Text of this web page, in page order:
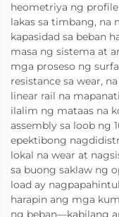
heometriya ng
lakas sa timbang, na
kapasidad sa beban
masa ng sistema at
mga proseso ng
resistance sa wear,
linear rail na
ilalim ng mataas na
assembly sa loob ng
epektibong
lokal na wear at
sa buong saklaw ng
load ay
harapin ang mga
ng beban—kabilang